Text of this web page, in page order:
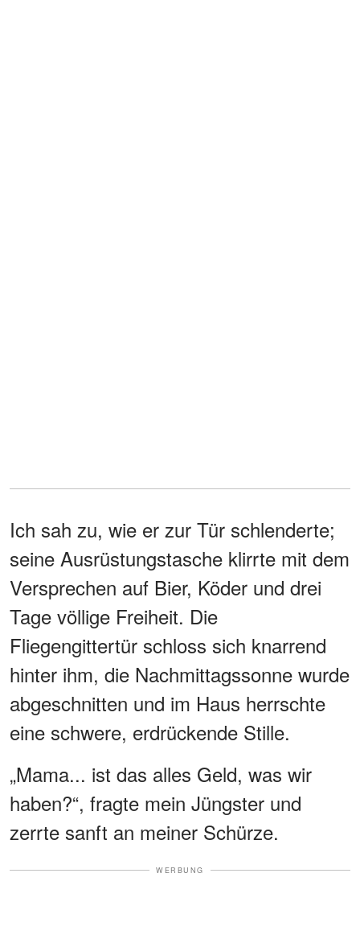
Ich sah zu, wie er zur Tür schlenderte;
seine Ausrüstungstasche klirrte mit dem
Versprechen auf Bier, Köder und drei
Tage völlige Freiheit. Die
Fliegengittertür schloss sich knarrend
hinter ihm, die Nachmittagssonne wurde
abgeschnitten und im Haus herrschte
eine schwere, erdrückende Stille.
„Mama... ist das alles Geld, was wir
haben?“, fragte mein Jüngster und
zerrte sanft an meiner Schürze.
WERBUNG